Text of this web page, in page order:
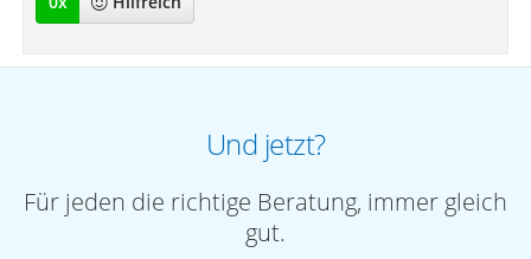
Und jetzt?
Für jeden die richtige Beratung, immer gleich
gut.